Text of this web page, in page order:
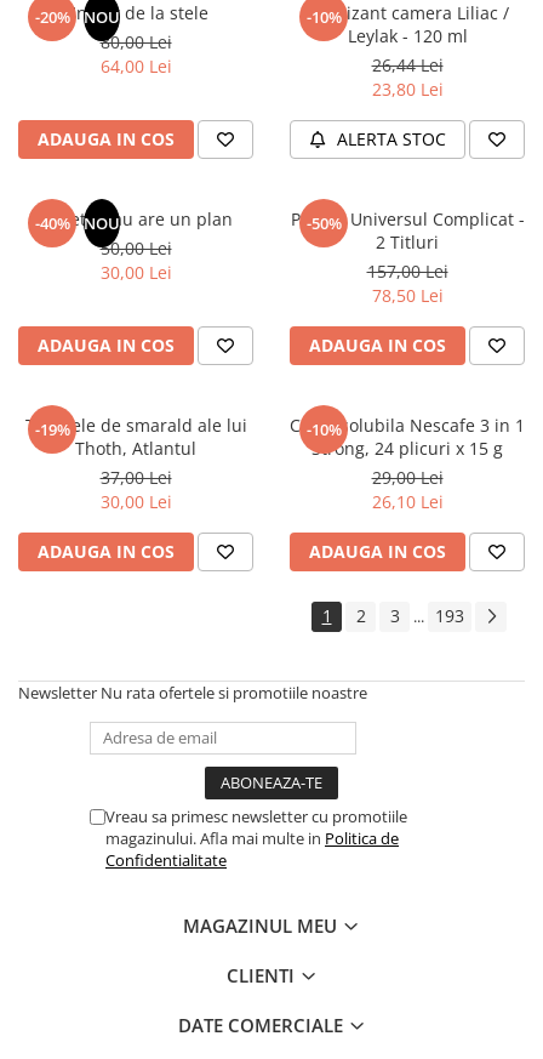
Accesorii Arhivare
Instrumente de scris
Organizare si Arhivare
Articole scolare
Arta
Caiete si Carnetele scolare
Ghiozdane si Penare scolare
Instrumente si Truse Geometrie
Seturi scolare
Calculator
Consumabile & Accesorii
Cadouri
Carti in dar
Literatura Romana
Carte Prescolara, Joc
Carti cartonate
-20% NOU
Un dar de la stele
80,00 Lei
64,00 Lei
ADAUGA IN COS
-10%
Odorizant camera Liliac /
Leylak - 120 ml
26,44 Lei
23,80 Lei
ALERTA STOC
-40% NOU
Sufletul tau are un plan
50,00 Lei
30,00 Lei
ADAUGA IN COS
-50%
Pachet Universul Complicat -
2 Titluri
157,00 Lei
78,50 Lei
ADAUGA IN COS
-19%
Tablitele de smarald ale lui
Thoth, Atlantul
37,00 Lei
30,00 Lei
ADAUGA IN COS
-10%
Cafea solubila Nescafe 3 in 1
Strong, 24 plicuri x 15 g
29,00 Lei
26,10 Lei
ADAUGA IN COS
1 2 3 ... 193
Newsletter Nu rata ofertele si promotiile noastre
Vreau sa primesc newsletter cu promotiile
magazinului. Afla mai multe in Politica de
Confidentialitate
MAGAZINUL MEU
CLIENTI
DATE COMERCIALE